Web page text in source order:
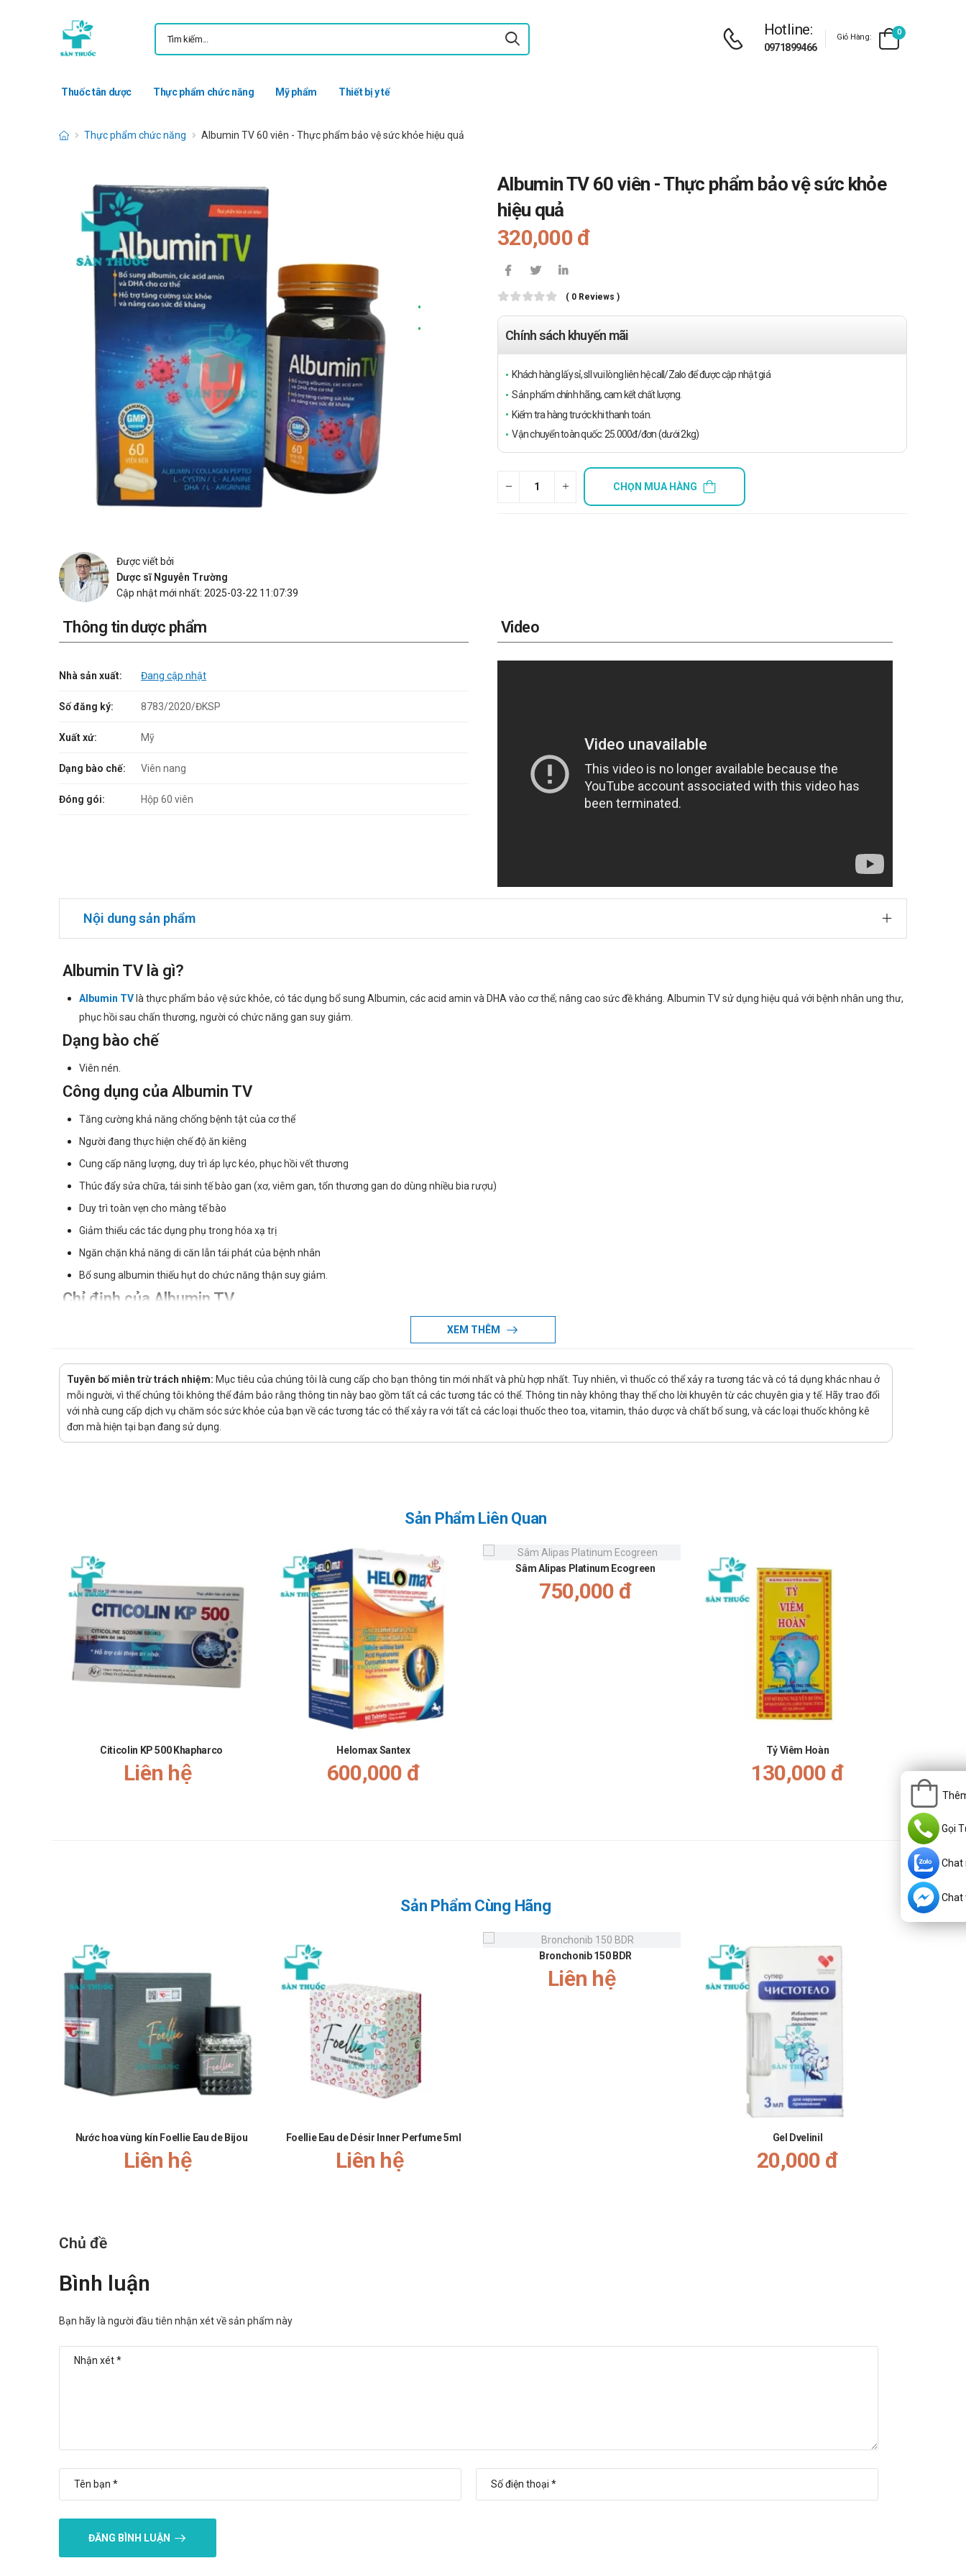
Hotline:
0971899466
Giỏ Hàng:
0
Thuốc tân dược Thực phẩm chức năng Mỹ phẩm Thiết bị y tế
Thực phẩm chức năng Albumin TV 60 viên - Thực phẩm bảo vệ sức khỏe hiệu quả
Albumin TV 60 viên - Thực phẩm bảo vệ sức khỏe
hiệu quả
320,000 đ
( 0 Reviews )
Chính sách khuyến mãi
Khách hàng lấy sỉ, sll vui lòng liên hệ call/Zalo để được cập nhật giá
Sản phẩm chính hãng, cam kết chất lượng.
Kiểm tra hàng trước khi thanh toán.
Vận chuyển toàn quốc: 25.000đ/đơn (dưới 2kg)
CHỌN MUA HÀNG
Được viết bởi
Dược sĩ Nguyễn Trường
Cập nhật mới nhất: 2025-03-22 11:07:39
Thông tin dược phẩm
Nhà sản xuất: Đang cập nhật
Số đăng ký: 8783/2020/ĐKSP
Xuất xứ: Mỹ
Dạng bào chế: Viên nang
Đóng gói: Hộp 60 viên
Video
Nội dung sản phẩm
Albumin TV là gì?
Albumin TVlà thực phẩm bảo vệ sức khỏe, có tác dụng bổ sung Albumin, các acid amin và DHA vào cơ thể; nâng cao sức đề kháng. Albumin TV sử dụng hiệu quả với bệnh nhân ung thư,
phục hồi sau chấn thương, người có chức năng gan suy giảm.
Dạng bào chế
Viên nén.
Công dụng của Albumin TV
Tăng cường khả năng chống bệnh tật của cơ thể
Người đang thực hiện chế độ ăn kiêng
Cung cấp năng lượng, duy trì áp lực kéo, phục hồi vết thương
Thúc đẩy sửa chữa, tái sinh tế bào gan (xơ, viêm gan, tổn thương gan do dùng nhiều bia rượu)
Duy trì toàn vẹn cho màng tế bào
Giảm thiểu các tác dụng phụ trong hóa xạ trị
Ngăn chặn khả năng di căn lẫn tái phát của bệnh nhân
Bổ sung albumin thiếu hụt do chức năng thận suy giảm.
Chỉ định của Albumin TV
Tăng cường phục hồi cho bệnh nhân bị nhiễm khuẩn, bỏng, ung thư, sốt, cường giáp, mất máu, chấn thương, người già ốm yếu, người có chức năng gan suy giảm, vận động viên thể
Cách dùng - Liều dùng Albumin TV
Uống duy trì hàng ngày 01 viên. Chú ý uống trước khi ăn 30 phút với ly nước lớn.
Với người bệnh uống 02 viên/ngày hoặc theo chỉ dẫn của bác sĩ.
Lưu ý khi sử dụng Albumin TV
Lọ 60 viên.
Sản phẩm tương tự
TOMAHAWCK
Gold Biligin
CordyBest
MUA Albumin TV Ở ĐÂU?
XEM THÊM
Tuyên bố miễn trừ trách nhiệm: Mục tiêu của chúng tôi là cung cấp cho bạn thông tin mới nhất và phù hợp nhất. Tuy nhiên, vì thuốc có thể xảy ra tương tác và có tá dụng khác nhau ở
mỗi người, vì thế chúng tôi không thể đảm bảo rằng thông tin này bao gồm tất cả các tương tác có thể. Thông tin này không thay thế cho lời khuyên từ các chuyên gia y tế. Hãy trao đổi
với nhà cung cấp dịch vụ chăm sóc sức khỏe của bạn về các tương tác có thể xảy ra với tất cả các loại thuốc theo toa, vitamin, thảo dược và chất bổ sung, và các loại thuốc không kê
đơn mà hiện tại bạn đang sử dụng.
Sản Phẩm Liên Quan
Citicolin KP 500 Khapharco
Liên hệ
Helomax Santex
600,000 đ
Sâm Alipas Platinum Ecogreen
750,000 đ
Tỷ Viêm Hoàn
130,000 đ
Sản Phẩm Cùng Hãng
Nước hoa vùng kín Foellie Eau de Bijou
Liên hệ
Foellie Eau de Désir Inner Perfume 5ml
Liên hệ
Bronchonib 150 BDR
Liên hệ
Gel Dvelinil
20,000 đ
Chủ đề
Bình luận
Bạn hãy là người đầu tiên nhận xét về sản phẩm này
ĐĂNG BÌNH LUẬN
Gọi
Chat
Chat